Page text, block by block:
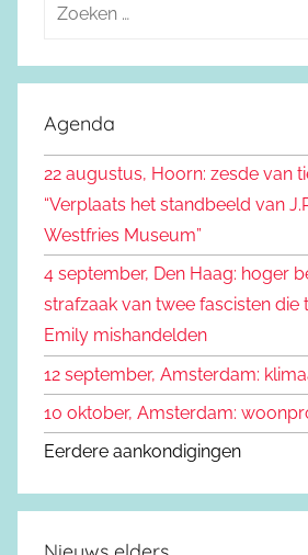
e
e
n
r
:
Agenda
22 augustus, Hoorn: zesde van
“Verplaats het standbeeld van
Westfries Museum”
4 september, Den Haag: hoger
strafzaak van twee fascisten die
Emily mishandelden
12 september, Amsterdam:
10 oktober, Amsterdam:
Eerdere aankondigingen